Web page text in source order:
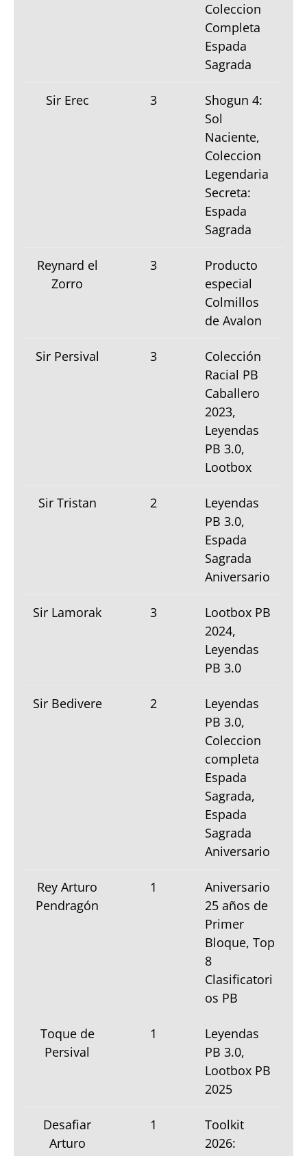
Coleccion
Completa
Espada
Sagrada
Sir Erec 3
Shogun 4:
Sol
Naciente,
Coleccion
Legendaria
Secreta:
Espada
Sagrada
Reynard el
Zorro
3
Producto
especial
Colmillos
de Avalon
Sir Persival 3
Colección
Racial PB
Caballero
2023,
Leyendas
PB 3.0,
Lootbox
Sir Tristan 2
Leyendas
PB 3.0,
Espada
Sagrada
Aniversario
Sir Lamorak 3
Lootbox PB
2024,
Leyendas
PB 3.0
Sir Bedivere 2
Leyendas
PB 3.0,
Coleccion
completa
Espada
Sagrada,
Espada
Sagrada
Aniversario
Rey Arturo
Pendragón
1
Aniversario
25 años de
Primer
Bloque, Top
8
Clasificatori
os PB
Toque de
Persival
1
Leyendas
PB 3.0,
Lootbox PB
2025
Desafiar
Arturo
1
Toolkit
2026: